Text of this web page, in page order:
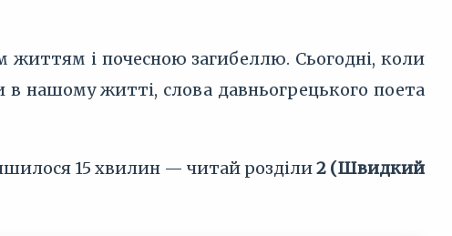
і почесною загибеллю. Сьогодні, коли
нашому житті, слова давньогрецького поета
15 хвилин — читай розділи2 (Швидкий